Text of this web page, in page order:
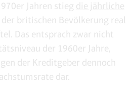
Jahren stieg die jährliche
der britischen Bevölkerung real
Das entsprach zwar nicht
der 1960er Jahre,
der Kreditgeber dennoch
dar.